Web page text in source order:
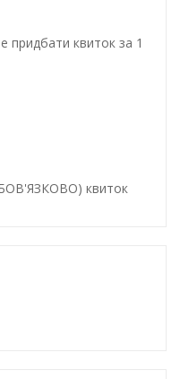
придбати квиток за 1
квиток